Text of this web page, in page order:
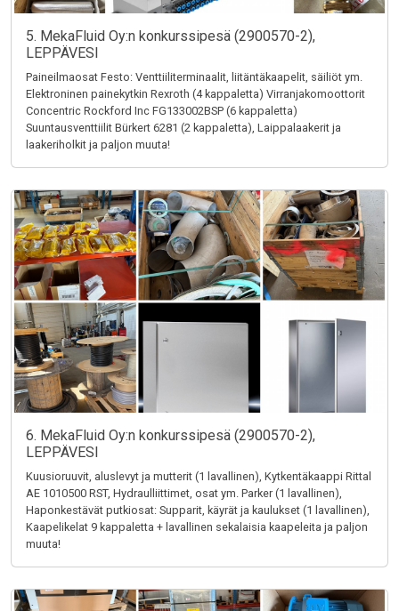
5. MekaFluid Oy:n konkurssipesä (2900570-2),
LEPPÄVESI
Paineilmaosat Festo: Venttiiliterminaalit, liitäntäkaapelit, säiliöt ym.
Elektroninen painekytkin Rexroth (4 kappaletta) Virranjakomoottorit
Concentric Rockford Inc FG133002BSP (6 kappaletta)
Suuntausventtiilit Bürkert 6281 (2 kappaletta), Laippalaakerit ja
laakeriholkit ja paljon muuta!
6. MekaFluid Oy:n konkurssipesä (2900570-2),
LEPPÄVESI
Kuusioruuvit, aluslevyt ja mutterit (1 lavallinen), Kytkentäkaappi Rittal
AE 1010500 RST, Hydraulliittimet, osat ym. Parker (1 lavallinen),
Haponkestävät putkiosat: Supparit, käyrät ja kaulukset (1 lavallinen),
Kaapelikelat 9 kappaletta + lavallinen sekalaisia kaapeleita ja paljon
muuta!